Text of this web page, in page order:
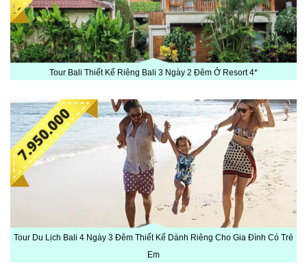
Tour Bali Thiết Kế Riêng Bali 3 Ngày 2 Đêm Ở Resort 4*
Tour Du Lịch Bali 4 Ngày 3 Đêm Thiết Kế Dành Riêng Cho Gia Đình Có Trẻ
Em